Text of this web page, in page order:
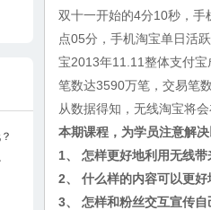
双十一开始的4分10秒，
点05分，手机淘宝单日活
宝2013年11.11整体支付
笔数达3590万笔，交易笔
从数据得知，无线淘宝将
本期课程，为学员注意解
1、 怎样更好地利用无线
2、 什么样的内容可以更
3、 怎样和粉丝交互宣传